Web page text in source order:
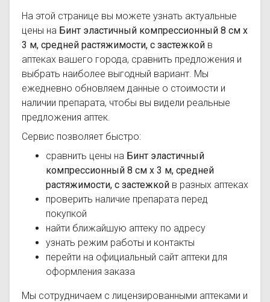
На этой странице вы можете узнать актуальные
цены на Бинт эластичный компрессионный 8 см х
3 м, средней растяжимости, с застежкой в
аптеках вашего города, сравнить предложения и
выбрать наиболее выгодный вариант. Мы
ежедневно обновляем данные о стоимости и
наличии препарата, чтобы вы видели реальные
предложения аптек.
Сервис позволяет быстро:
сравнить цены на Бинт эластичный
компрессионный 8 см х 3 м, средней
растяжимости, с застежкой в разных аптеках
проверить наличие препарата перед
покупкой
найти ближайшую аптеку по адресу
узнать режим работы и контакты
перейти на официальный сайт аптеки для
оформления заказа
Мы сотрудничаем с лицензированными аптеками и